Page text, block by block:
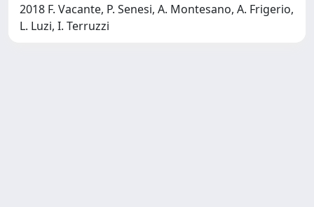
2018 F. Vacante, P. Senesi, A. Montesano, A. Frigerio,
L. Luzi, I. Terruzzi